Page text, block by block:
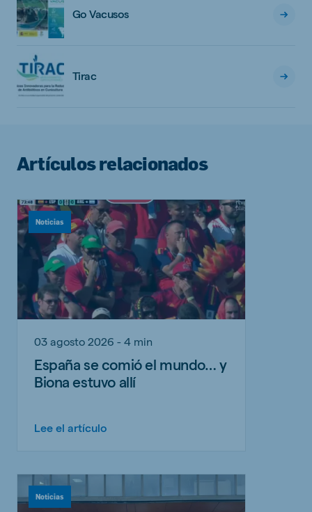
Go Vacusos
Tirac
Artículos relacionados
Noticias
03 agosto 2026 - 4 min
España se comió el mundo… y
Biona estuvo allí
Lee el artículo
Noticias